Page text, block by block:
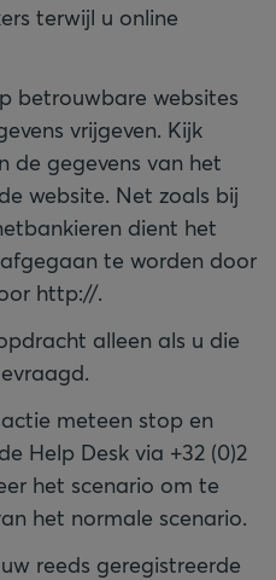
terwijl u online
betrouwbare websites
vrijgeven. Kijk
de gegevens van het
website. Net zoals bij
dient het
te worden door
http://.
alleen als u die
meteen stop en
Help Desk via +32 (0)2
het scenario om te
het normale scenario.
reeds geregistreerde